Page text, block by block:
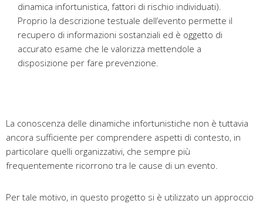
dinamica infortunistica, fattori di rischio individuati).
Proprio la descrizione testuale dell’evento permette il
recupero di informazioni sostanziali ed è oggetto di
accurato esame che le valorizza mettendole a
disposizione per fare prevenzione.
La conoscenza delle dinamiche infortunistiche non è tuttavia
ancora sufficiente per comprendere aspetti di contesto, in
particolare quelli organizzativi, che sempre più
frequentemente ricorrono tra le cause di un evento.
Per tale motivo, in questo progetto si è utilizzato un approccio